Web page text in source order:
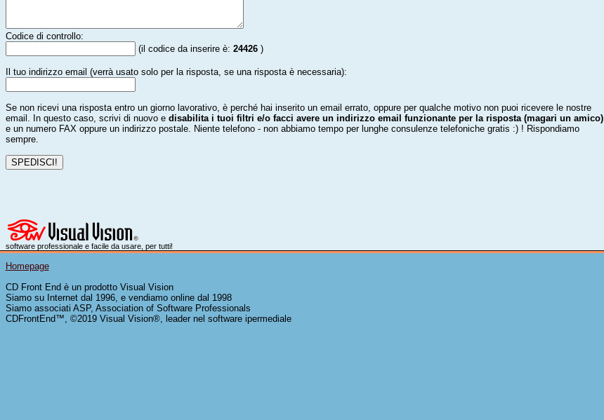
Codice di controllo:
(il codice da inserire è: 24426 )
Il tuo indirizzo email (verrà usato solo per la risposta, se una risposta è necessaria):
Se non ricevi una risposta entro un giorno lavorativo, è perché hai inserito un email errato, oppure per qualche motivo non puoi ricevere le nostre
email. In questo caso, scrivi di nuovo e disabilita i tuoi filtri e/o facci avere un indirizzo email funzionante per la risposta (magari un amico)
e un numero FAX oppure un indirizzo postale. Niente telefono - non abbiamo tempo per lunghe consulenze telefoniche gratis :) ! Rispondiamo
sempre.
software professionale e facile da usare, per tutti!
Homepage
CD Front End è un prodotto Visual Vision
Siamo su Internet dal 1996, e vendiamo online dal 1998
Siamo associati ASP, Association of Software Professionals
CDFrontEnd™, ©2019 Visual Vision®, leader nel software ipermediale